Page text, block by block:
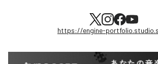
https://engine-